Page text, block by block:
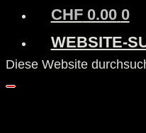
CHF0.00 0
WEBSITE-
Diese Website